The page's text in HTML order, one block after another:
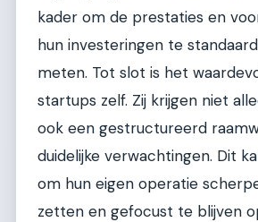
kader om de prestaties en
hun investeringen te
meten. Tot slot is het
startups zelf. Zij krijgen niet
ook een gestructureerd
duidelijke verwachtingen. Dit
om hun eigen operatie
zetten en gefocust te blijven